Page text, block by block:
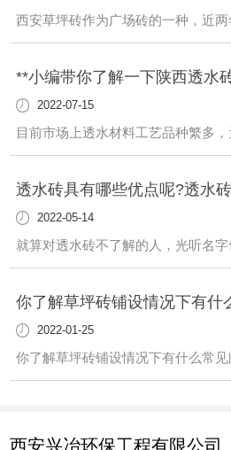
**小编带你了解一下陕西透水
2022-07-15
透水砖具有哪些优点呢?透水
2022-05-14
你了解草坪砖铺设情况下有什
2022-01-25
西安兴冶环保工程有限公司